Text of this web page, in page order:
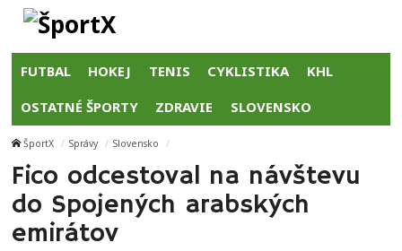
FUTBAL HOKEJ TENIS CYKLISTIKA KHL
OSTATNÉ ŠPORTY ZDRAVIE SLOVENSKO
ŠportX Správy Slovensko
Fico odcestoval na návštevu
do Spojených arabských
emirátov